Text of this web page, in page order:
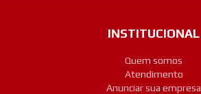
INSTITUCIONAL
Quem somos
Atendimento
Anunciar sua empresa